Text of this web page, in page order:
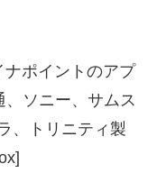
ナポイントのアプ
、ソニー、サムス
、トリニティ製